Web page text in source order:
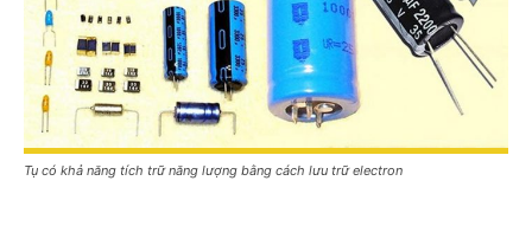
Tụ có khả năng tích trữ năng lượng bằng cách lưu trữ electron